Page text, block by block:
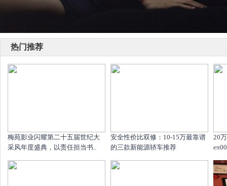
热门推荐
梅苑影业闪耀第二十五届世纪大
采风年度盛典，以责任担当书..
安全性价比双修：10-15万最靠谱
的三款新能源轿车推荐
20